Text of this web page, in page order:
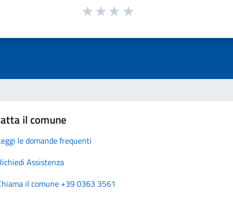
il comune
le domande frequenti
Assistenza
il comune +39 0363 3561